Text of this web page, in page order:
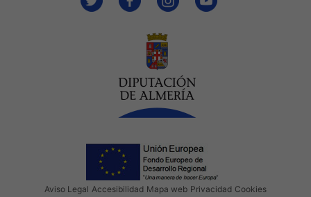
Aviso Legal Accesibilidad Mapa web Privacidad Cookies